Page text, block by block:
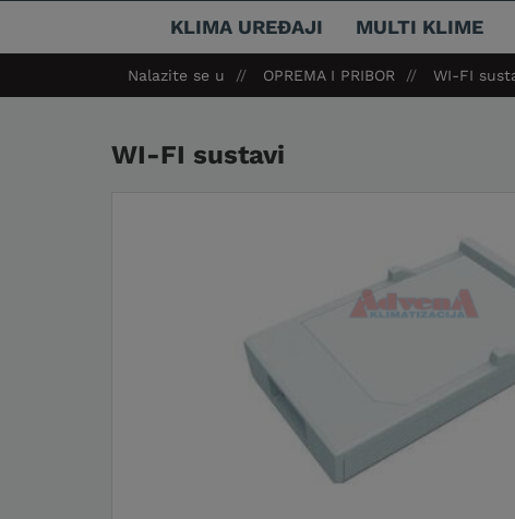
KLIMA UREĐAJI MULTI KLIME
Nalazite se u OPREMA I PRIBOR WI-FI
WI-FI sustavi